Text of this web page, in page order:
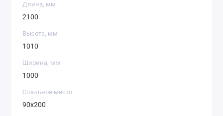
Длина, мм
2100
Высота, мм
1010
Ширина, мм
1000
Спальное место
90x200